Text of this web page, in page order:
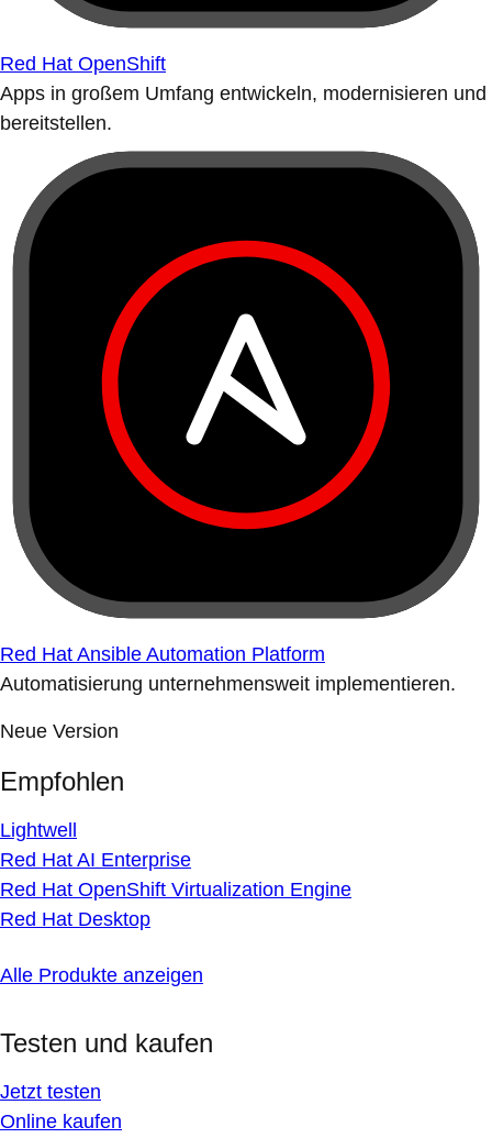
Red Hat OpenShift
Apps in großem Umfang entwickeln, modernisieren und
bereitstellen.
Red Hat Ansible Automation Platform
Automatisierung unternehmensweit implementieren.
Neue Version
Empfohlen
Lightwell
Red Hat AI Enterprise
Red Hat OpenShift Virtualization Engine
Red Hat Desktop
Alle Produkte anzeigen
Testen und kaufen
Jetzt testen
Online kaufen